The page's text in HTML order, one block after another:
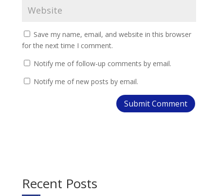
Save my name, email, and website in this browser
for the next time I comment.
Notify me of follow-up comments by email.
Notify me of new posts by email.
Recent Posts